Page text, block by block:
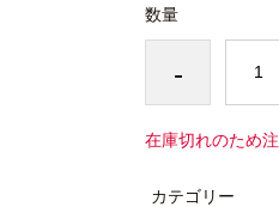
数量
-
在庫切れのため
カテゴリー